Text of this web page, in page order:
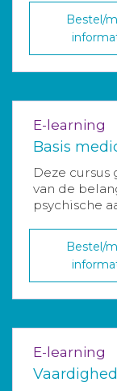
Bestel/
E-learning
Basis
Deze
van de
psychische
Bestel/
E-learning